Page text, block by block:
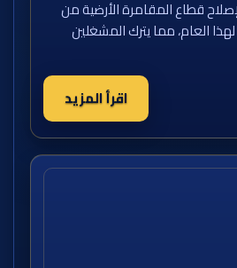
قطاع المقامرة الأرضية من
العام، مما يترك المشغلين
اقرأ المزيد